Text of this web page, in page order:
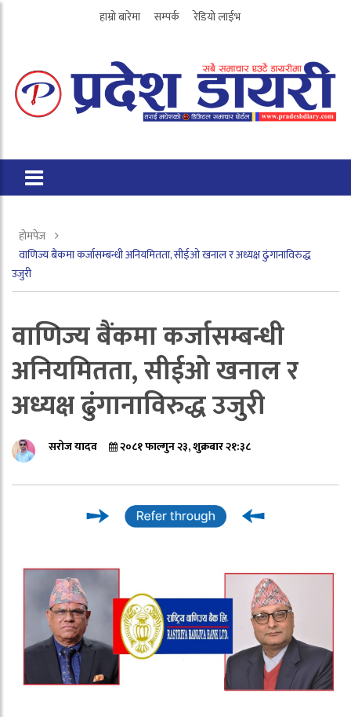
हाम्रो बारेमा सम्पर्क रेडियो लाईभ
होमपेज
वाणिज्य बैंकमा कर्जासम्बन्धी अनियमितता, सीईओ खनाल र अध्यक्ष ढुंगानाविरुद्ध
उजुरी
वाणिज्य बैंकमा कर्जासम्बन्धी
अनियमितता, सीईओ खनाल र
अध्यक्ष ढुंगानाविरुद्ध उजुरी
सरोज यादव २०८१ फाल्गुन २३, शुक्रबार २१:३८